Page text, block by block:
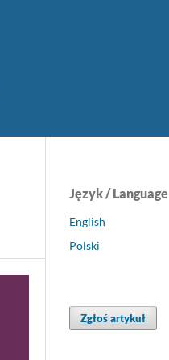
Język / Language
English
Polski
Zgłoś artykuł